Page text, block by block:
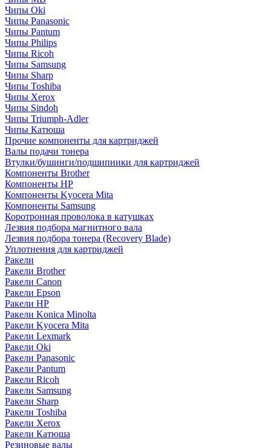
Чипы Oki
Чипы Panasonic
Чипы Pantum
Чипы Philips
Чипы Ricoh
Чипы Samsung
Чипы Sharp
Чипы Toshiba
Чипы Xerox
Чипы Sindoh
Чипы Triumph-Adler
Чипы Катюша
Прочие компоненты для картриджей
Валы подачи тонера
Втулки/бушинги/подшипники для картриджей
Компоненты Brother
Компоненты HP
Компоненты Kyocera Mita
Компоненты Samsung
Коротронная проволока в катушках
Лезвия подбора магнитного вала
Лезвия подбора тонера (Recovery Blade)
Уплотнения для картриджей
Ракели
Ракели Brother
Ракели Canon
Ракели Epson
Ракели HP
Ракели Konica Minolta
Ракели Kyocera Mita
Ракели Lexmark
Ракели Oki
Ракели Panasonic
Ракели Pantum
Ракели Ricoh
Ракели Samsung
Ракели Sharp
Ракели Toshiba
Ракели Xerox
Ракели Катюша
Резиновые валы